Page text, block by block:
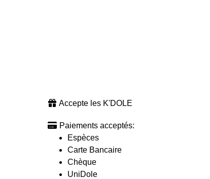
Accepte les K'DOLE
Paiements acceptés:
Espèces
Carte Bancaire
Chèque
UniDole